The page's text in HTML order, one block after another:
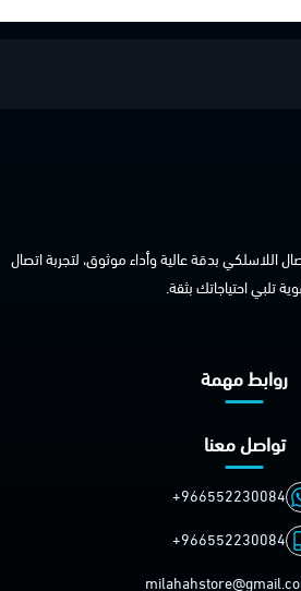
اللاسلكي بدقة عالية وأداء موثوق، لتجربة اتصال
تلبي احتياجاتك بثقة.
روابط مهمة
تواصل معنا
+966552230084
+966552230084